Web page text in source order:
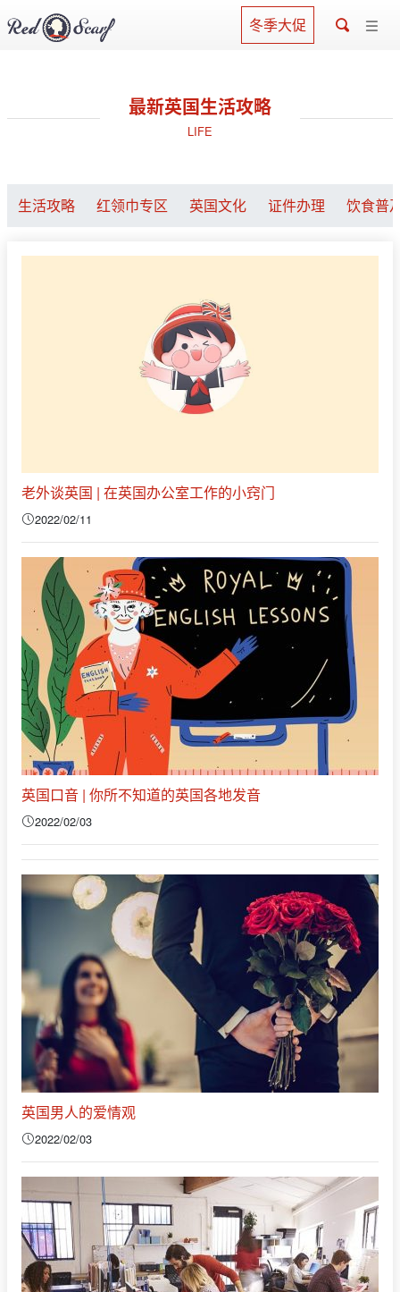
冬季大促
最新英国生活攻略
LIFE
生活攻略 红领巾专区 英国文化 证件办理 饮食普
老外谈英国 | 在英国办公室工作的小窍门
2022/02/11
英国口音 | 你所不知道的英国各地发音
2022/02/03
英国男人的爱情观
2022/02/03